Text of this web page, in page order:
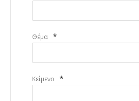
Θέμα *
Κείμενο *